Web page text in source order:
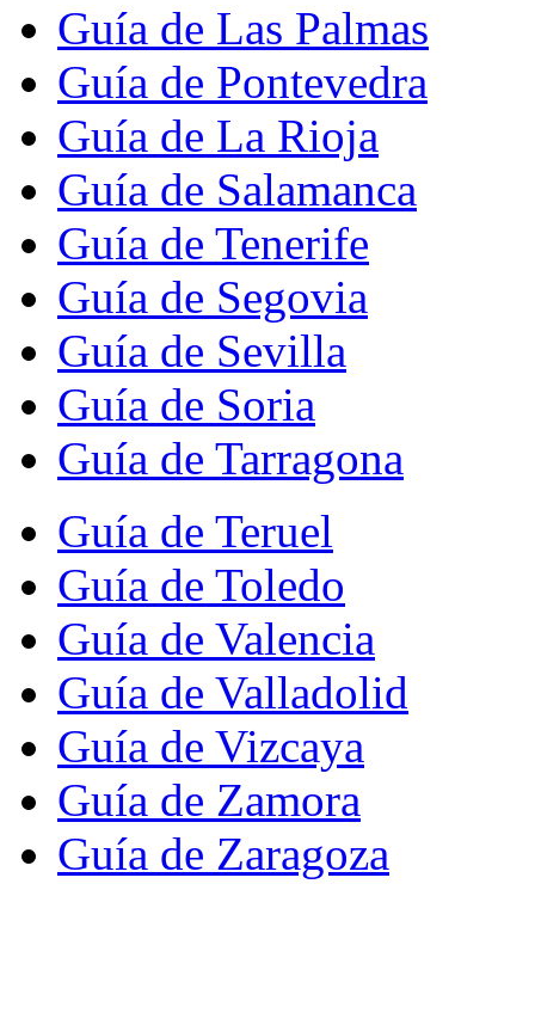
Guía de Las Palmas
Guía de Pontevedra
Guía de La Rioja
Guía de Salamanca
Guía de Tenerife
Guía de Segovia
Guía de Sevilla
Guía de Soria
Guía de Tarragona
Guía de Teruel
Guía de Toledo
Guía de Valencia
Guía de Valladolid
Guía de Vizcaya
Guía de Zamora
Guía de Zaragoza